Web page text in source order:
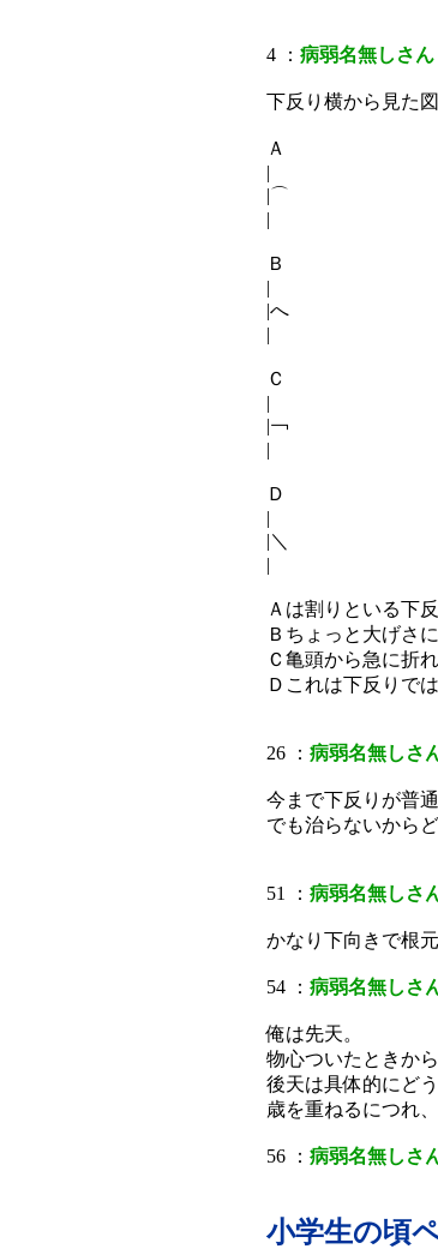
4 ： 病弱名無しさん
下反り横から見た
Ａ
|
|⌒
|
Ｂ
|
|へ
|
Ｃ
|
|￢
|
Ｄ
|
|＼
|
Ａは割りといる下
Ｂちょっと大げさ
Ｃ亀頭から急に折
Ｄこれは下反りで
26 ： 病弱名無しさ
今まで下反りが普
でも治らないから
51 ： 病弱名無しさ
かなり下向きで根
54 ： 病弱名無しさ
俺は先天。
物心ついたときか
後天は具体的にど
歳を重ねるにつれ
56 ： 病弱名無しさ
小学生の頃